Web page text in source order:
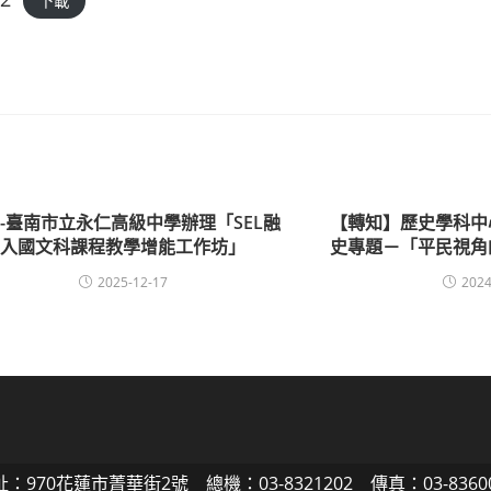
臺南市立永仁高級中學辦理「SEL融
入國文科課程教學增能工作坊」
2025-12-17
【轉知】歷史學科
史專題－「平民視
：970花蓮市菁華街2號 總機：03-8321202 傳真：03-